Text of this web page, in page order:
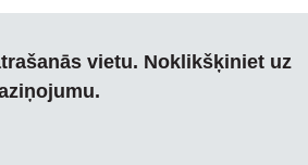
vietu. Noklikšķiniet uz